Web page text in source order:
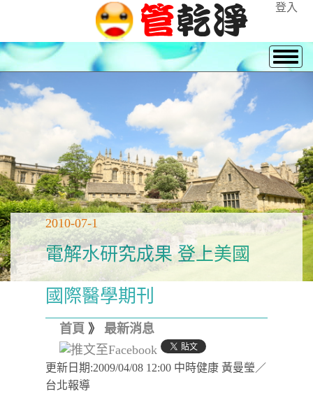
登入
2010-07-1
電解水研究成果 登上美國
國際醫學期刊
首頁 》 最新消息
更新日期:2009/04/08 12:00 中時健康 黃曼瑩／
台北報導